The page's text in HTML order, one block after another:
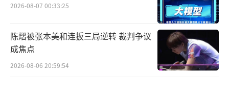
2026-08-07 00:33:25
陈熠被张本美和连扳三局逆转 裁判争议
成焦点
2026-08-06 20:59:54